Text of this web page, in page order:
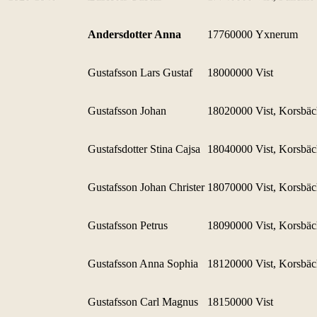
Andersdotter Anna 17760000 Yxnerum
Gustafsson Lars Gustaf 18000000 Vist
Gustafsson Johan 18020000 Vist,
Gustafsdotter Stina Cajsa 18040000 Vist,
Gustafsson Johan Christer 18070000 Vist,
Gustafsson Petrus 18090000 Vist,
Gustafsson Anna Sophia 18120000 Vist,
Gustafsson Carl Magnus 18150000 Vist